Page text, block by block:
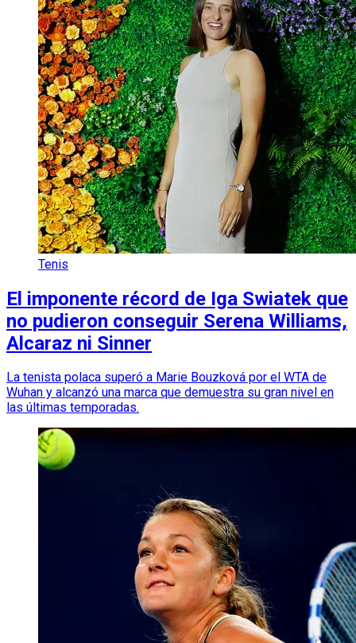
Tenis
El imponente récord de Iga Swiatek que
no pudieron conseguir Serena Williams,
Alcaraz ni Sinner
La tenista polaca superó a Marie Bouzková por el WTA de
Wuhan y alcanzó una marca que demuestra su gran nivel en
las últimas temporadas.